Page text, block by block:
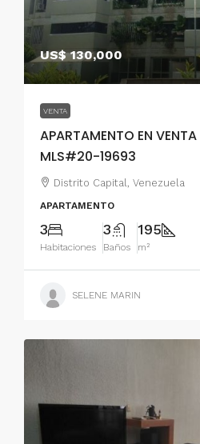
US$ 130,000
VENTA
APARTAMENTO EN VENTA
MLS#20-19693
Distrito Capital, Venezuela
APARTAMENTO
3
Habitaciones
3
Baños
195
m²
SELENE MARIN